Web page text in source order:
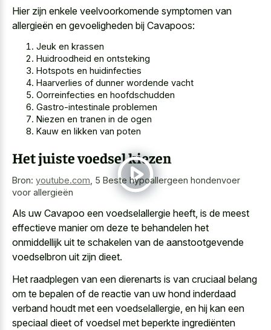
Hier zijn enkele veelvoorkomende symptomen van
allergieën en gevoeligheden bij Cavapoos:
Jeuk en krassen
Huidroodheid en ontsteking
Hotspots en huidinfecties
Haarverlies of dunner wordende vacht
Oorreinfecties en hoofdschudden
Gastro-intestinale problemen
Niezen en tranen in de ogen
Kauw en likken van poten
Het juiste voedsel kiezen
Bron: youtube.com 5 Beste hypoallergeen hondenvoer
voor allergieën
Als uw Cavapoo een voedselallergie heeft, is de meest
effectieve manier om deze te behandelen het
onmiddellijk uit te schakelen van de aanstootgevende
voedselbron uit zijn dieet.
Het raadplegen van een dierenarts is van cruciaal belang
om te bepalen of de reactie van uw hond inderdaad
verband houdt met een voedselallergie, en hij kan een
speciaal dieet of voedsel met beperkte ingrediënten